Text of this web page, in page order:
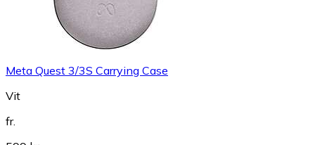
Meta Quest 3/3S Carrying Case
Vit
fr.